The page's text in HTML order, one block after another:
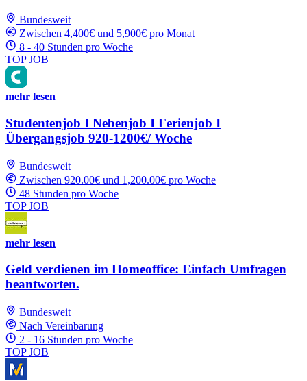
Bundesweit
Zwischen 4,400€ und 5,900€ pro Monat
8 - 40 Stunden pro Woche
TOP JOB
mehr lesen
Studentenjob I Nebenjob I Ferienjob I
Übergangsjob 920-1200€/ Woche
Bundesweit
Zwischen 920.00€ und 1,200.00€ pro Woche
48 Stunden pro Woche
TOP JOB
mehr lesen
Geld verdienen im Homeoffice: Einfach Umfragen
beantworten.
Bundesweit
Nach Vereinbarung
2 - 16 Stunden pro Woche
TOP JOB